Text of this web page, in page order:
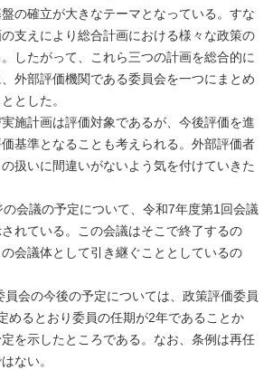
の確立が大きなテーマとなっている。すな
支えにより総合計画における様々な政策の
したがって、これら三つの計画を総合的に
外部評価機関である委員会を一つにまとめ
とした。
施計画は評価対象であるが、今後評価を進
基準となることも考えられる。外部評価者
扱いに間違いがないよう気を付けていきた
会議の予定について、令和7年度第1回会議
れている。この会議はそこで終了するの
会議体として引き継ぐこととしているの
会の今後の予定については、政策評価委員
めるとおり委員の任期が2年であることか
を示したところである。なお、条例は再任
ない。